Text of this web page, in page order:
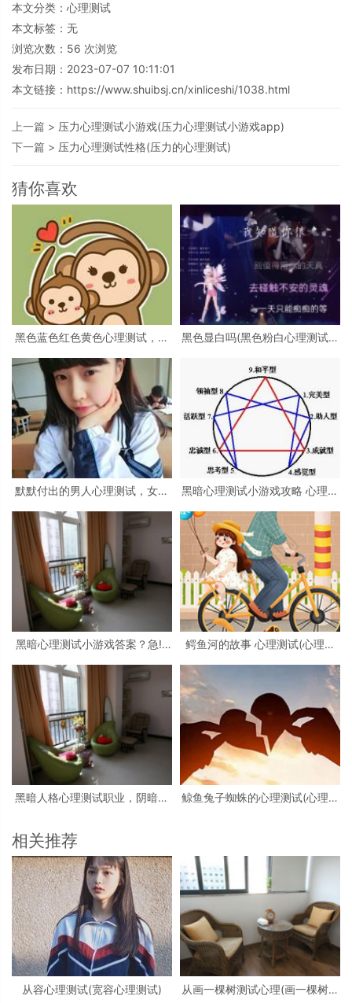
本文分类： 心理测试
本文标签：无
浏览次数： 56 次浏览
发布日期：2023-07-07 10:11:01
本文链接： https://www.shuibsj.cn/xinliceshi/1038.html
上一篇 > 压力心理测试小游戏(压力心理测试小游戏app)
下一篇 > 压力心理测试性格(压力的心理测试)
猜你喜欢
黑色蓝色红色黄色心理测试，心
绿色分别是什么
黑色显白吗(黑色粉白心理测试准
默默付出的男人心理测试，女生
黑暗心理测试小游戏攻略 心理测
黑暗心理测试小游戏答案？急!!!
鳄鱼河的故事 心理测试(心理测
黑暗人格心理测试职业，阴暗人
鲸鱼兔子蜘蛛的心理测试(心理测
相关推荐
从容心理测试(宽容心理测试)
从画一棵树测试心理(画一棵树怎